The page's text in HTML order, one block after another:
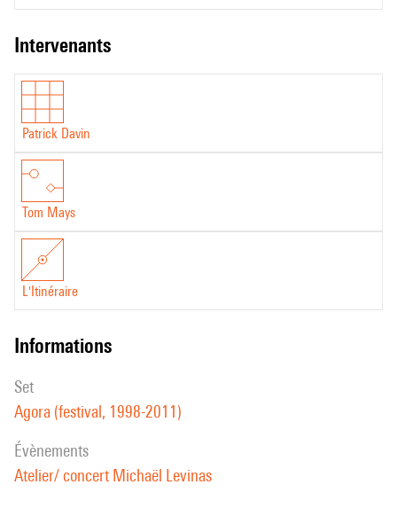
intervenants
Patrick Davin
Tom Mays
L'Itinéraire
informations
set
Agora (festival, 1998-2011)
évènements
Atelier/ concert Michaël Levinas